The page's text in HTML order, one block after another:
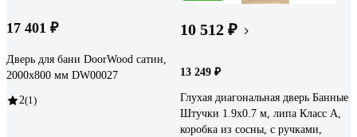
17 401 ₽
Дверь для бани DoorWood сатин,
2000x800 мм DW00027
2(1)
10 512 ₽
13 249 ₽
Глухая диагональная дверь Банные
Штучки 1.9x0.7 м, липа Класс А,
коробка из сосны, с ручками,